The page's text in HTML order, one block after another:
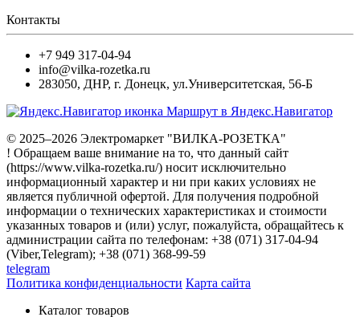
Контакты
+7 949 317-04-94
info@vilka-rozetka.ru
283050, ДНР, г. Донецк, ул.Университетская, 56-Б
Маршрут в Яндекс.Навигатор
© 2025–2026 Электромаркет "ВИЛКА-РОЗЕТКА"
! Обращаем ваше внимание на то, что данный сайт
(https://www.vilka-rozetka.ru/) носит исключительно
информационный характер и ни при каких условиях не
является публичной офертой. Для получения подробной
информации о технических характеристиках и стоимости
указанных товаров и (или) услуг, пожалуйста, обращайтесь к
администрации сайта по телефонам: +38 (071) 317-04-94
(Viber,Telegram); +38 (071) 368-99-59
telegram
Политика конфиденциальности Карта сайта
Каталог товаров